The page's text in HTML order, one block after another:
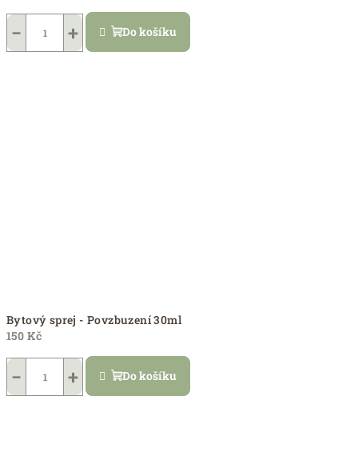
+
− Do košíku
Bytový sprej - Povzbuzení 30ml
150 Kč
+
− Do košíku